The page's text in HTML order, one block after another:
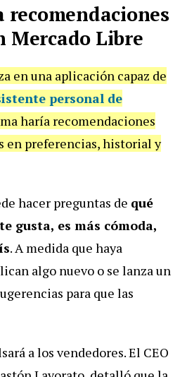
recomendaciones
Mercado Libre
en una aplicación capaz de
personal de
haría recomendaciones
en preferencias, historial y
hacer preguntas de qué
gusta, es más cómoda,
. A medida que haya
algo nuevo o se lanza un
para que las
a los vendedores. El CEO